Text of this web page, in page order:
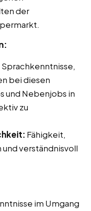
der
bei diesen
und Nebenjobs in
zu
Fähigkeit,
verständnisvoll
im Umgang